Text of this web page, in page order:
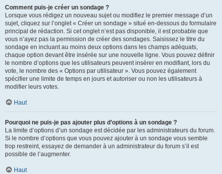
Comment puis-je créer un sondage ?
Lorsque vous rédigez un nouveau sujet ou modifiez le premier message d’un
sujet, cliquez sur l’onglet « Créer un sondage » situé en-dessous du formulaire
principal de rédaction. Si cet onglet n’est pas disponible, il est probable que
vous n’ayez pas la permission de créer des sondages. Saisissez le titre du
sondage en incluant au moins deux options dans les champs adéquats,
chaque option devant être insérée sur une nouvelle ligne. Vous pouvez définir
le nombre d’options que les utilisateurs peuvent insérer en modifiant, lors du
vote, le nombre des « Options par utilisateur ». Vous pouvez également
spécifier une limite de temps en jours et autoriser ou non les utilisateurs à
modifier leurs votes.
Haut
Pourquoi ne puis-je pas ajouter plus d’options à un sondage ?
La limite d’options d’un sondage est décidée par les administrateurs du forum.
Si le nombre d’options que vous pouvez ajouter à un sondage vous semble
trop restreint, essayez de demander à un administrateur du forum s’il est
possible de l’augmenter.
Haut